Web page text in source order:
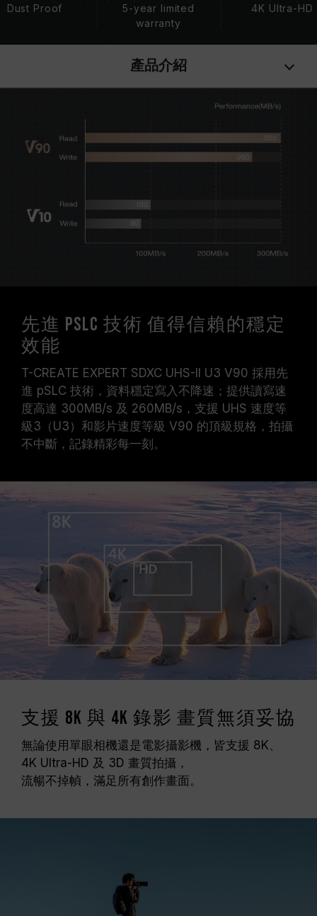
Dust Proof
5-year limited
warranty
4K Ultra-HD
產品介紹
先進 pSLC 技術 值得信賴的穩定
效能
T-CREATE EXPERT SDXC UHS-II U3 V90 採用先
進 pSLC 技術，資料穩定寫入不降速；提供讀寫速
度高達 300MB/s 及 260MB/s，支援 UHS 速度等
級3（U3）和影片速度等級 V90 的頂級規格，拍攝
不中斷，記錄精彩每一刻。
支援 8K 與 4K 錄影 畫質無須妥協
無論使用單眼相機還是電影攝影機，皆支援 8K、
4K Ultra-HD 及 3D 畫質拍攝，
流暢不掉幀，滿足所有創作畫面。